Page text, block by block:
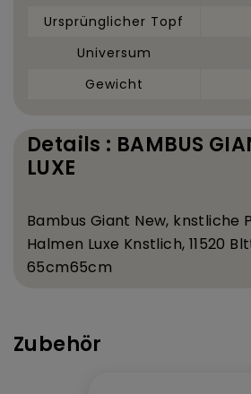
Ursprünglicher Topf
Universum
Gewicht
Details : BAMBUS
LUXE
Bambus Giant New, knstliche
Halmen Luxe Knstlich, 11520 Bl
65cm65cm
Zubehör